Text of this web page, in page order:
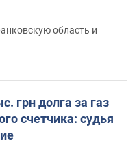
область и
грн долга за газ
счетчика: судья